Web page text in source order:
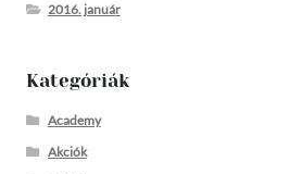
2016. január
Kategóriák
Academy
Akciók